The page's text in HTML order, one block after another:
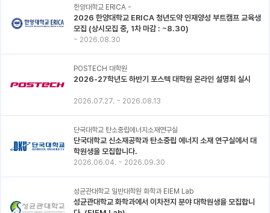
한양대학교 ERICA -
2026 한양대학교 ERICA 청년도약 인재양성 부트캠프 교육생
모집 (상시모집 중, 1차 마감 : ~8.30)
~ 2026.08.30
POSTECH 대학원
2026-27학년도 하반기 포스텍 대학원 온라인 설명회 실시
2026.07.27. ~ 2026.08.13
단국대학교 탄소중립에너지소재연구실
단국대학교 신소재공학과 탄소중립 에너지 소재 연구실에서 대
학원생을 모집합니다.
2026.06.04. ~ 2026.09.30
성균관대학교 일반대학원 화학과 EIEM Lab
성균관대학교 화학과에서 이차전지 분야 대학원생을 모집합니